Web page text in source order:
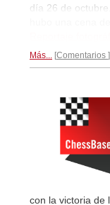
día 26 de
Más... Comentarios
con la victoria de